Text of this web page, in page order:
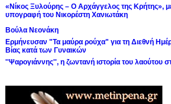
«Νίκος Ξυλούρης – Ο Αρχάγγελος της Κρήτης»,
υπογραφή του Νικορέστη Χανιωτάκη
Βούλα Νεονάκη
Ερμήνευσαν "Τα μαύρα ρούχα" για τη Διεθνή
Βίας κατά των Γυναικών
''Ψαρογιάννης'', η ζωντανή ιστορία του λαούτου